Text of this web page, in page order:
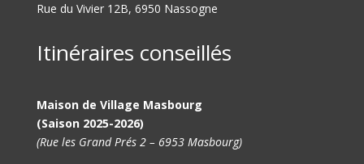
Rue du Vivier 12B, 6950 Nassogne
Itinéraires conseillés
Maison de Village Masbourg
(Saison 2025-2026)
(Rue les Grand Prés 2 – 6953 Masbourg)